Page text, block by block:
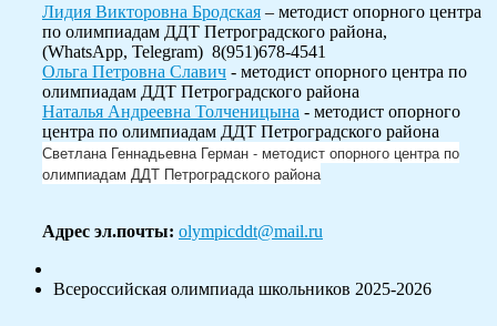
Лидия Викторовна Бродская – методист опорного центра
по олимпиадам ДДТ Петроградского района,
(WhatsApp, Telegram) 8(951)678-4541
Ольга Петровна Славич - методист опорного центра по
олимпиадам ДДТ Петроградского района
Наталья Андреевна Толченицына - методист опорного
центра по олимпиадам ДДТ Петроградского района
Светлана Геннадьевна Герман - методист опорного центра по
олимпиадам ДДТ Петроградского района
Адрес эл.почты: olympicddt@mail.ru
Всероссийская олимпиада школьников 2025-2026